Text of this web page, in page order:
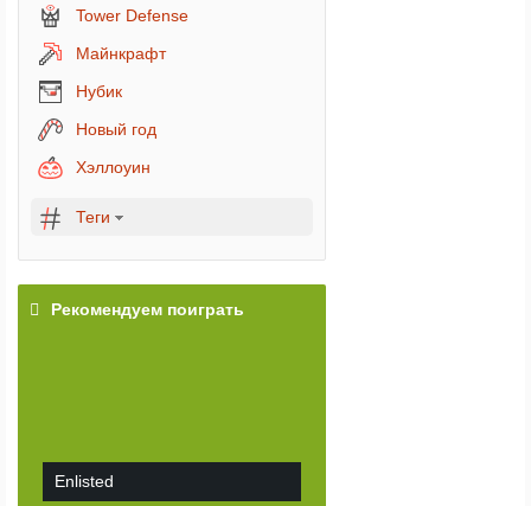
Tower Defense
Майнкрафт
Нубик
Новый год
Хэллоуин
Теги
Рекомендуем поиграть
Enlisted